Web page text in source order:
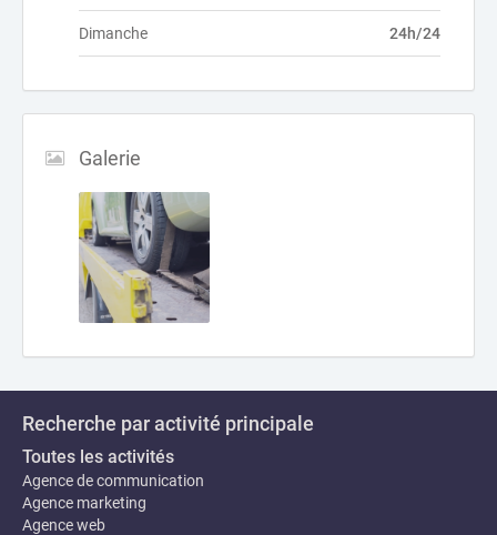
Dimanche 24h/24
Galerie
Recherche par activité principale
Toutes les activités
Agence de communication
Agence marketing
Agence web